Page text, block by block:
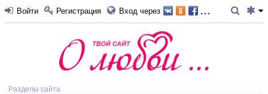
Войти Регистрация Вход через ...
Разделы сайта